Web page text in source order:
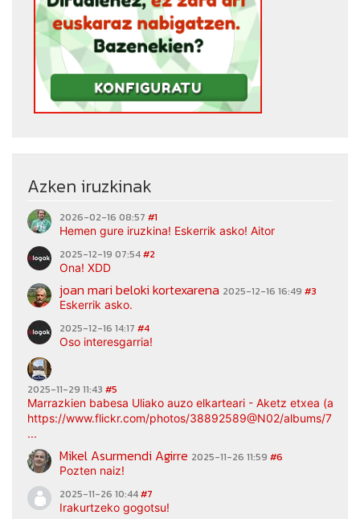
Azken iruzkinak
2026-02-16 08:57 #1
Hemen gure iruzkina! Eskerrik asko! Aitor
2025-12-19 07:54#2
Ona! XDD
joan mari beloki kortexarena 2025-12-16 16:49 #3
Eskerrik asko.
2025-12-16 14:17 #4
Oso interesgarria!
2025-11-29 11:43 #5
Marrazkien babesa Uliako auzo elkarteari - Aketz etxea
https://www.flickr.com/photos/38892589@N02/albums/
...
Mikel Asurmendi Agirre 2025-11-26 11:59 #6
Pozten naiz!
2025-11-26 10:44#7
Irakurtzeko gogotsu!